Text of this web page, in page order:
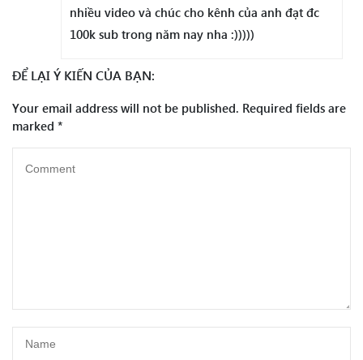
nhiều video và chúc cho kênh của anh đạt đc
100k sub trong năm nay nha :)))))
ĐỂ LẠI Ý KIẾN CỦA BẠN:
Your email address will not be published. Required fields are
marked *